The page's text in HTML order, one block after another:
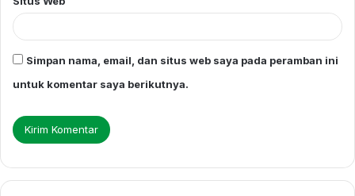
Simpan nama, email, dan situs web saya pada peramban ini
untuk komentar saya berikutnya.